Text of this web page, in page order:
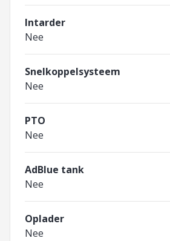
Intarder
Nee
Snelkoppelsysteem
Nee
PTO
Nee
AdBlue tank
Nee
Oplader
Nee